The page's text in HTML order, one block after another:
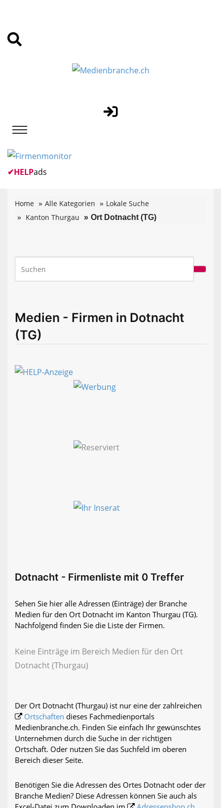
✔HELPads
Home Alle Kategorien
Lokale Suche
Kanton Thurgau
Ort Dotnacht (TG)
Medien - Firmen in Dotnacht
(TG)
Dotnacht - Firmenliste mit 0 Treffer
Sehen Sie hier alle Adressen (Einträge) der Branche
Medien für den Ort Dotnacht im Kanton Thurgau (TG).
Nachfolgend finden Sie die Liste der Firmen.
Keine Einträge im Bereich Medien für den Ort
Dotnacht (Thurgau)
Der Ort Dotnacht (Thurgau) ist nur eine der zahlreichen
Ortschaften dieses Fachmedienportals
Medienbranche.ch. Finden Sie einfach Ihr gewünschtes
Unternehmen durch die Suche in der richtigen
Ortschaft. Oder nutzen Sie das Suchfeld im oberen
Bereich dieser Seite.
Benötigen Sie die Adressen des Ortes Dotnacht oder der
Branche Medien? Diese Adressen können Sie auch als